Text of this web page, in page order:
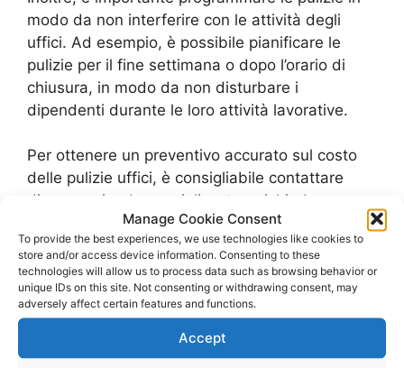
Manage Cookie Consent
To provide the best experiences, we use technologies like cookies to
store and/or access device information. Consenting to these
technologies will allow us to process data such as browsing behavior or
unique IDs on this site. Not consenting or withdrawing consent, may
adversely affect certain features and functions.
Accept
modo da non interferire con le attività degli
uffici. Ad esempio, è possibile pianificare le
pulizie per il fine settimana o dopo l’orario di
chiusura, in modo da non disturbare i
dipendenti durante le loro attività lavorative.
Per ottenere un preventivo accurato sul costo
delle pulizie uffici, è consigliabile contattare
diverse aziende specializzate e richiedere un
preventivo personalizzato in base alle tue
esigenze. Ricorda che il costo delle pulizie uffici
dipende anche dalla frequenza delle pulizie e
dal tipo di servizi richiesti.
Personale per le Pulizie Uffici